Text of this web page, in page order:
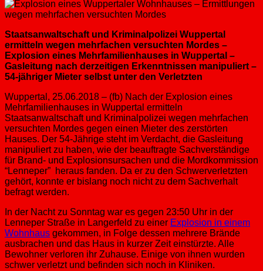
Staatsanwaltschaft und Kriminalpolizei Wuppertal
ermitteln wegen mehrfachen versuchten Mordes –
Explosion eines Mehrfamilienhauses in Wuppertal –
Gasleitung nach derzeitigen Erkenntnissen manipuliert –
54-jähriger Mieter selbst unter den Verletzten
Wuppertal, 25.06.2018 – (fb) Nach der Explosion eines
Mehrfamilienhauses in Wuppertal ermitteln
Staatsanwaltschaft und Kriminalpolizei wegen mehrfachen
versuchten Mordes gegen einen Mieter des zerstörten
Hauses. Der 54-Jährige steht im Verdacht, die Gasleitung
manipuliert zu haben, wie der beauftragte Sachverständige
für Brand- und Explosionsursachen und die Mordkommission
“Lenneper” heraus fanden. Da er zu den Schwerverletzten
gehört, konnte er bislang noch nicht zu dem Sachverhalt
befragt werden.
In der Nacht zu Sonntag war es gegen 23:50 Uhr in der
Lenneper Straße in Langerfeld zu einer Explosion in einem
Wohnhaus gekommen, in Folge dessen mehrere Brände
ausbrachen und das Haus in kurzer Zeit einstürzte. Alle
Bewohner verloren ihr Zuhause. Einige von ihnen wurden
schwer verletzt und befinden sich noch in Kliniken.